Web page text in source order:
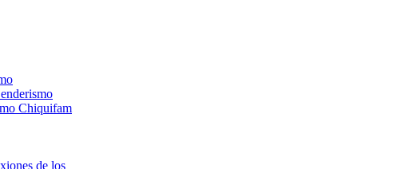
Chiquifam
de los